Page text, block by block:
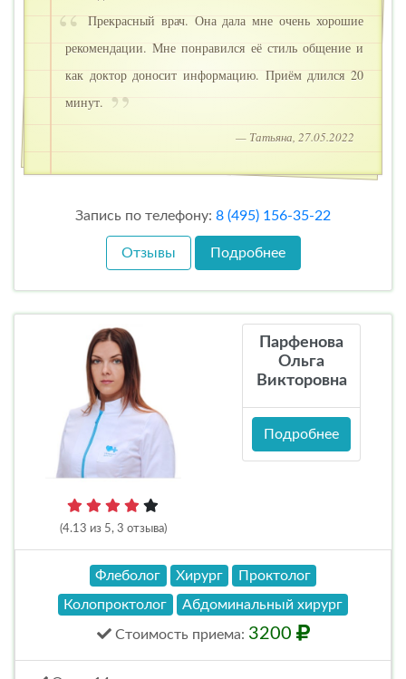
Прекрасный врач. Она дала мне очень хорошие
рекомендации. Мне понравился её стиль общение и
как доктор доносит информацию. Приём длился 20
минут.
— Татьяна, 27.05.2022
Запись по телефону: 8 (495) 156-35-22
Отзывы Подробнее
(4.13 из 5, 3 отзыва)
Парфенова
Ольга
Викторовна
Подробнее
Флеболог Хирург
Проктолог
Колопроктолог
Абдоминальный хирург
Стоимость приема: 3200